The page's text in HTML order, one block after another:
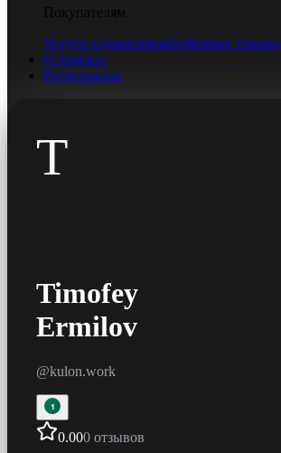
Покупателям
Услуги хэдлансеровЦифровые товары
О проекте
Регистрация
T
Timofey
Ermilov
@kulon.work
1
0.000 отзывов